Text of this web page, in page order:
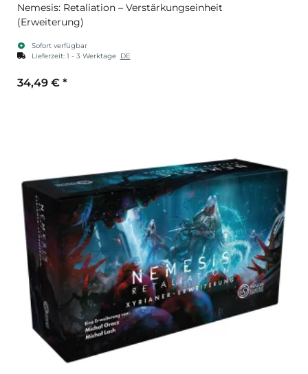
Nemesis: Retaliation – Verstärkungseinheit
(Erweiterung)
Sofort verfügbar
Lieferzeit: 1 - 3 Werktage DE
34,49 € *